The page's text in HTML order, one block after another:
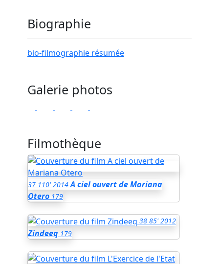
Biographie
bio-filmographie résumée
Galerie photos
Filmothèque
37 110' 2014 A ciel ouvert de Mariana
Otero 179
38 85' 2012
Zindeeq 179